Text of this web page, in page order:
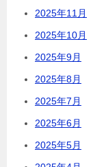
2025年11月
2025年10月
2025年9月
2025年8月
2025年7月
2025年6月
2025年5月